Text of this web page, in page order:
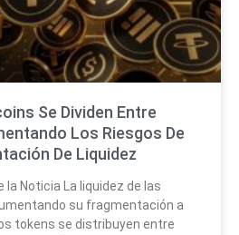
Se Dividen Entre
Los Riesgos De
De Liquidez
la Noticia La liquidez de las
su fragmentación a
tokens se distribuyen entre